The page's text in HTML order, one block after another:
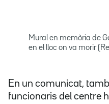
Mural en memòria de
en el lloc on va morir
En un comunicat,
funcionaris del centre